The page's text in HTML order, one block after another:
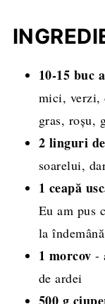
preparare
10-15 buc
mici, verzi,
gras, roșu,
2 linguri de
soarelui,
1 ceapă
Eu am pus
la
1 morcov-
de ardei